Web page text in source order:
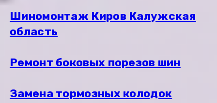
Шиномонтаж Киров Калужская
область
Ремонт боковых порезов шин
Замена тормозных колодок